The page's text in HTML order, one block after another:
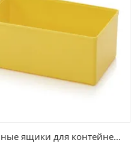
Вставные ящики для контейнеров с мелкими предметами SB E 23